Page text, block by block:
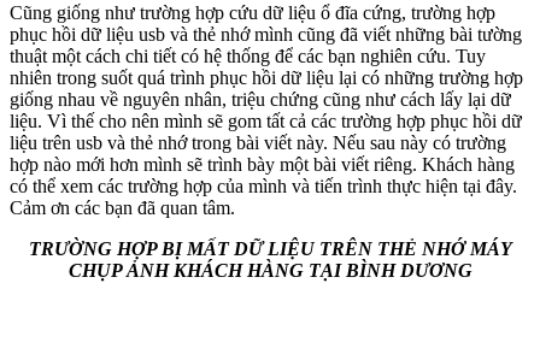
Cũng giống như trường hợp cứu dữ liệu ổ đĩa cứng, trường hợp
phục hồi dữ liệu usb và thẻ nhớ mình cũng đã viết những bài tường
thuật một cách chi tiết có hệ thống để các bạn nghiên cứu. Tuy
nhiên trong suốt quá trình phục hồi dữ liệu lại có những trường hợp
giống nhau về nguyên nhân, triệu chứng cũng như cách lấy lại dữ
liệu. Vì thế cho nên mình sẽ gom tất cả các trường hợp phục hồi dữ
liệu trên usb và thẻ nhớ trong bài viết này. Nếu sau này có trường
hợp nào mới hơn mình sẽ trình bày một bài viết riêng. Khách hàng
có thể xem các trường hợp của mình và tiến trình thực hiện tại đây.
Cảm ơn các bạn đã quan tâm.
TRƯỜNG HỢP BỊ MẤT DỮ LIỆU TRÊN THẺ NHỚ MÁY
CHỤP ẢNH KHÁCH HÀNG TẠI BÌNH DƯƠNG